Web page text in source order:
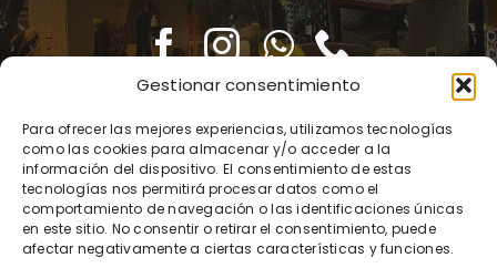
Gestionar consentimiento
Para ofrecer las mejores experiencias, utilizamos tecnologías
como las cookies para almacenar y/o acceder a la
información del dispositivo. El consentimiento de estas
tecnologías nos permitirá procesar datos como el
comportamiento de navegación o las identificaciones únicas
en este sitio. No consentir o retirar el consentimiento, puede
afectar negativamente a ciertas características y funciones.
Condiciones contratación Aviso legal
Politica de privacidad
Política de cookies
© 2026 • Derechos reservados • Diseño web por
Solucionet.com &Cibernatural